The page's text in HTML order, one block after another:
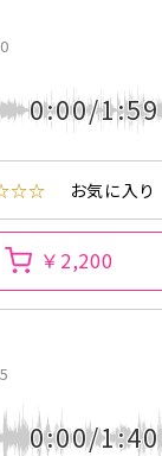
0:00/1:59
お気に入り
￥2,200
0:00/1:40